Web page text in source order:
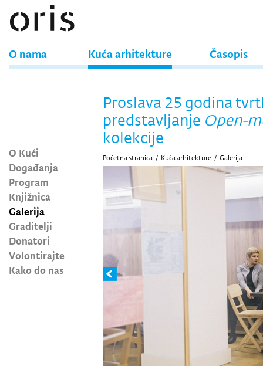
O nama Kuća arhitekture Časopis
O Kući
Događanja
Program
Knjižnica
Galerija
Graditelji
Donatori
Volontirajte
Kako do nas
Proslava 25 godina
predstavljanje Open-
kolekcije
Početna stranica / Kuća arhitekture / Galerija